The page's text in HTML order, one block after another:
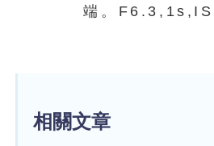
端。
相關文章